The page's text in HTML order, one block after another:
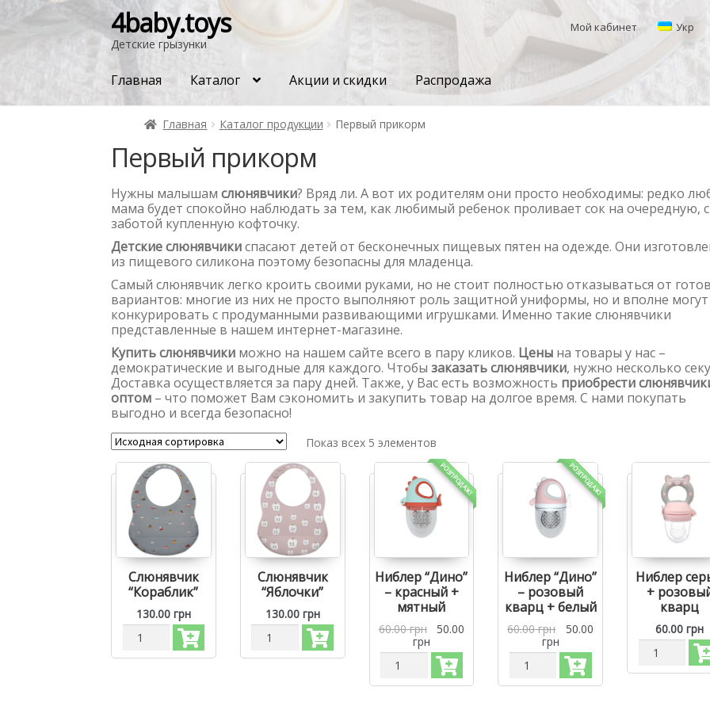
4baby.toys
Детские грызунки
Мой кабинет Укр
Главная Каталог Акции и скидки Распродажа
Главная Каталог продукции Первый прикорм
Первый прикорм
Нужны малышамслюнявчики? Вряд ли. А вот их родителям они просто необходимы: редко
мама будет спокойно наблюдать за тем, как любимый ребенок проливает сок на очередную, с
заботой купленную кофточку.
Детские слюнявчикиспасают детей от бесконечных пищевых пятен на одежде. Они
из пищевого силикона поэтому безопасны для младенца.
Самый слюнявчик легко кроить своими руками, но не стоит полностью отказываться от
вариантов: многие из них не просто выполняют роль защитной униформы, но и вполне могут
конкурировать с продуманными развивающими игрушками. Именно такие слюнявчики
представленные в нашем интернет-магазине.
Купить слюнявчики можно на нашем сайте всего в пару кликов. Цены на товары у нас –
демократические и выгодные для каждого. Чтобызаказать слюнявчики, нужно несколько
Доставка осуществляется за пару дней. Также, у Вас есть возможность приобрести
оптом – что поможет Вам сэкономить и закупить товар на долгое время. С нами покупать
выгодно и всегда безопасно!
Показ всех 5 элементов
Слюнявчик
“Кораблик”
130.00грн
Количество
Силиконовый
слюнявчик
Слюнявчик
“Яблочки”
130.00грн
Количество
Силиконовый
слюнявчик
Ниблер “Дино”
– красный +
мятный
РОЗПРОДАЖ!
60.00грн
50.00
грн
Количество
Ниблер
силиконовый
Ниблер “Дино”
– розовый
кварц + белый
РОЗПРОДАЖ!
60.00грн
50.00
грн
Количество
Ниблер
силиконовый
Ниблер
+
кварц
60.00 грн
Количество
Ниблер
силиконовый